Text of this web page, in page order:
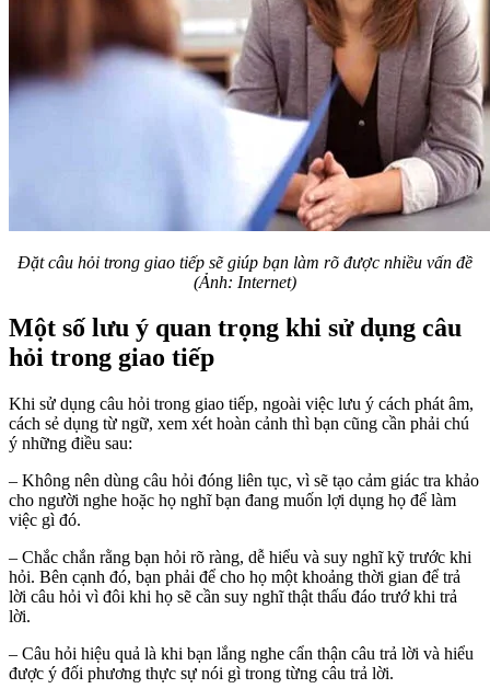
Đặt câu hỏi trong giao tiếp sẽ giúp bạn làm rõ được nhiều vấn đề
(Ảnh: Internet)
Một số lưu ý quan trọng khi sử dụng câu
hỏi trong giao tiếp
Khi sử dụng câu hỏi trong giao tiếp, ngoài việc lưu ý cách phát âm,
cách sẻ dụng từ ngữ, xem xét hoàn cảnh thì bạn cũng cần phải chú
ý những điều sau:
– Không nên dùng câu hỏi đóng liên tục, vì sẽ tạo cảm giác tra khảo
cho người nghe hoặc họ nghĩ bạn đang muốn lợi dụng họ để làm
việc gì đó.
– Chắc chắn rằng bạn hỏi rõ ràng, dễ hiểu và suy nghĩ kỹ trước khi
hỏi. Bên cạnh đó, bạn phải để cho họ một khoảng thời gian để trả
lời câu hỏi vì đôi khi họ sẽ cần suy nghĩ thật thấu đáo trướ khi trả
lời.
– Câu hỏi hiệu quả là khi bạn lắng nghe cẩn thận câu trả lời và hiểu
được ý đối phương thực sự nói gì trong từng câu trả lời.